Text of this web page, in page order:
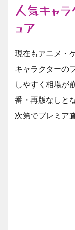
人気キャ
ュア
現在もアニメ・
キャラクターの
しやすく相場が
番・再版なしと
次第でプレミア